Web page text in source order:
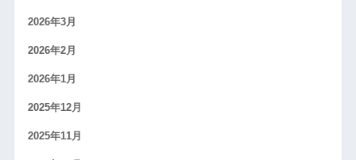
2026年3月
2026年2月
2026年1月
2025年12月
2025年11月